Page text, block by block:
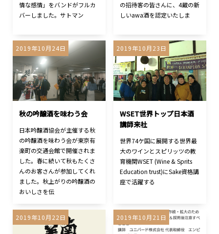
情な感情」をバンドがフルカ
バーしました。サトマン
の招待客の皆さんに、4蔵の新
しいawa酒を認定いたしま
2019年10月24日
秋の吟醸酒を味わう会
日本吟醸酒協会が主催する秋
の吟醸酒を味わう会が東京有
楽町の交通会館で開催されま
した。春に続いて秋もたくさ
んのお客さんが参加してくれ
ました。秋上がりの吟醸酒の
おいしさを伝
2019年10月23日
WSET世界トップ日本酒
講師来社
世界74ケ国に展開する世界最
大のワインとスピリッツの教
育機関WSET (Wine & Sprits
Education trust)にSake資格講
座で活躍する
2019年10月22日 2019年10月21日